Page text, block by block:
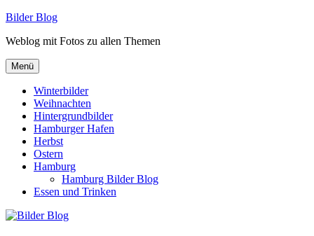
Zum
springen
Bilder Blog
Weblog mit Fotos zu allen Themen
Menü
Winterbilder
Weihnachten
Hintergrundbilder
Hamburger Hafen
Herbst
Ostern
Hamburg
Hamburg Bilder Blog
Essen und Trinken